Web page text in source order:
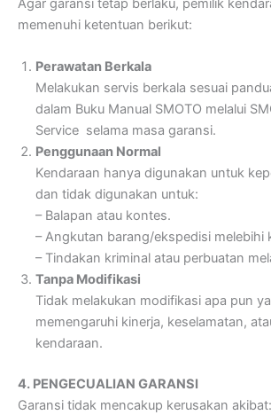
Agar garansi tetap berlaku, pemilik
memenuhi ketentuan berikut:
Perawatan Berkala
Melakukan servis berkala sesuai
dalam Buku Manual SMOTO melalui
Service selama masa garansi.
Penggunaan Normal
Kendaraan hanya digunakan untuk
dan tidak digunakan untuk:
– Balapan atau kontes.
– Angkutan barang/ekspedisi melebihi
– Tindakan kriminal atau perbuatan
Tanpa Modifikasi
Tidak melakukan modifikasi apa pun
memengaruhi kinerja, keselamatan,
kendaraan.
4. PENGECUALIAN GARANSI
Garansi tidak mencakup kerusakan akibat: